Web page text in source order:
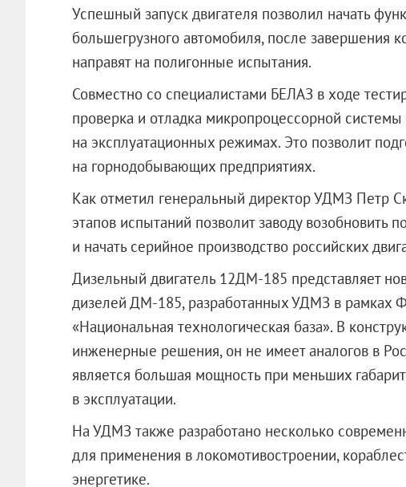
Успешный запуск двигателя позволил начать
большегрузного автомобиля, после завершения
направят на полигонные испытания.
Совместно со специалистами БЕЛАЗ в ходе
проверка и отладка микропроцессорной
на эксплуатационных режимах. Это позволит
на горнодобывающих предприятиях.
Как отметил генеральный директор УДМЗ Петр
этапов испытаний позволит заводу возобновить
и начать серийное производство российских
Дизельный двигатель 12ДМ-185 представляет
дизелей ДМ-185, разработанных УДМЗ в рамках
«Национальная технологическая база». В
инженерные решения, он не имеет аналогов в
является большая мощность при меньших
в эксплуатации.
На УДМЗ также разработано несколько
для применения в локомотивостроении,
энергетике.